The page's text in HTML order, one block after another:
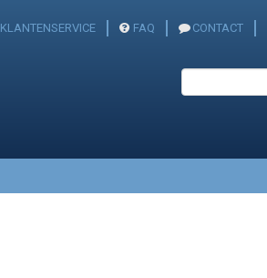
KLANTENSERVICE FAQ CONTACT